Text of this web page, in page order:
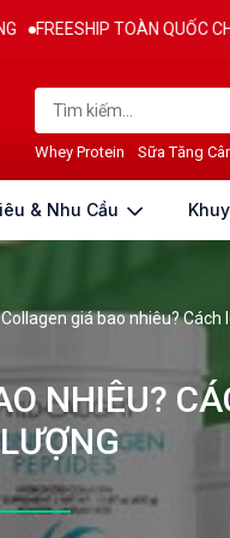
QUỐC CHO ĐƠN HÀNG
Whey Protein Sữa Tăng
& Nhu Cầu
Collagen giá bao nhiêu?
NHIÊU?